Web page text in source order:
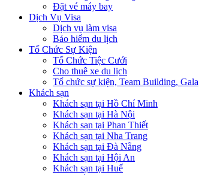
Đặt vé máy bay
Dịch Vụ Visa
Dịch vụ làm visa
Bảo hiểm du lịch
Tổ Chức Sự Kiện
Tổ Chức Tiệc Cưới
Cho thuê xe du lịch
Tổ chức sự kiện, Team Building, Gala
Khách sạn
Khách sạn tại Hồ Chí Minh
Khách sạn tại Hà Nội
Khách sạn tại Phan Thiết
Khách sạn tại Nha Trang
Khách sạn tại Đà Nẵng
Khách sạn tại Hội An
Khách sạn tại Huế